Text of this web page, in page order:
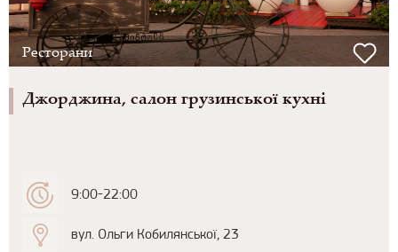
Ресторани
Джорджина, салон грузинської кухні
9:00-22:00
вул. Ольги Кобилянської, 23